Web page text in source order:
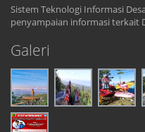
Sistem Teknologi Informasi
penyampaian informasi terkait
Galeri